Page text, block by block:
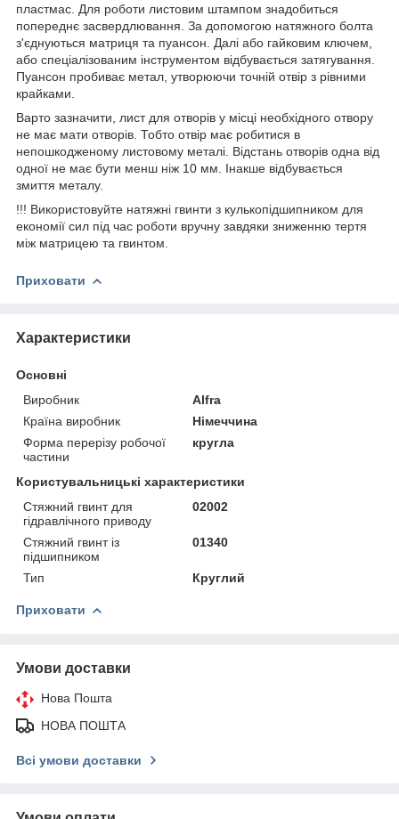
пластмас. Для роботи листовим штампом знадобиться
попереднє засвердлювання. За допомогою натяжного болта
з'єднуються матриця та пуансон. Далі або гайковим ключем,
або спеціалізованим інструментом відбувається затягування.
Пуансон пробиває метал, утворюючи точній отвір з рівними
крайками.
Варто зазначити, лист для отворів у місці необхідного отвору
не має мати отворів. Тобто отвір має робитися в
непошкодженому листовому металі. Відстань отворів одна від
одної не має бути менш ніж 10 мм. Інакше відбувається
змиття металу.
!!! Використовуйте натяжні гвинти з кулькопідшипником для
економії сил під час роботи вручну завдяки зниженню тертя
між матрицею та гвинтом.
Приховати
Характеристики
Основні
Виробник
Alfra
Країна виробник
Німеччина
Форма перерізу робочої
частини
кругла
Користувальницькі характеристики
Стяжний гвинт для
гідравлічного приводу
02002
Стяжний гвинт із
підшипником
01340
Тип Круглий
Приховати
Умови доставки
Нова Пошта
НОВА ПОШТА
Всі умови доставки